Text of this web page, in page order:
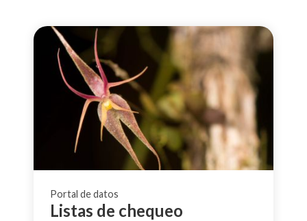
Portal de datos
Listas de chequeo